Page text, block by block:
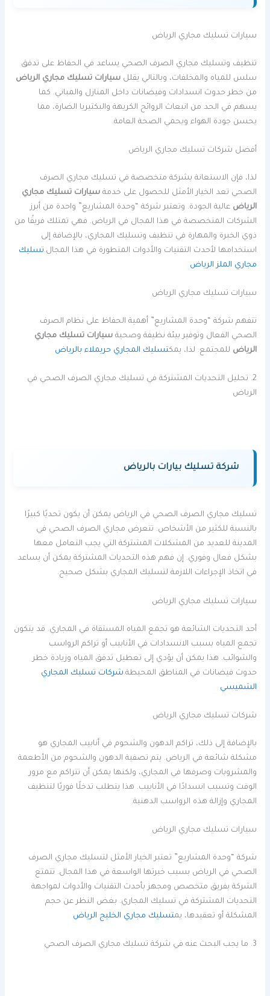
سيارات تسليك مجاري الرياض
تنظيف وتسليك مجاري الصرف الصحي يساعد في الحفاظ على تدفق
سلس للمياه والمخلفات، وبالتالي يقللسيارات تسليك مجاري الرياض
من خطر حدوث انسدادات وفيضانات داخل المنازل والمباني. كما
يسهم في الحد من انبعاث الروائح الكريهة والبكتيريا الضارة، مما
يحسن جودة الهواء ويحمي الصحة العامة.
أفضل شركات تسليك مجاري الرياض
لذا، فإن الاستعانة بشركة متخصصة في تسليك مجاري الصرف
الصحي تعد الخيار الأمثل للحصول على خدمةسيارات تسليك مجاري
الرياضعالية الجودة. وتعتبر شركة “وحدة المشاريع” واحدة من أبرز
الشركات المتخصصة في هذا المجال في الرياض. فهي تمتلك فريقًا من
ذوي الخبرة والمهارة في تنظيف وتسليك المجاري، بالإضافة إلى
استخدامها لأحدث التقنيات والأدوات المتطورة في هذا المجال.تسليك
مجاري الملز الرياض
سيارات تسليك مجاري الرياض
تتفهم شركة “وحدة المشاريع” أهمية الحفاظ على نظام الصرف
الصحي الفعال وتوفير بيئة نظيفة وصحيةسيارات تسليك مجاري
الرياض للمجتمع. لذا، يمكتسليك المجاري حريملاء بالرياض
2. تحليل التحديات المشتركة في تسليك مجاري الصرف الصحي في
الرياض
شركة تسليك بيارات بالرياض
تسليك مجاري الصرف الصحي في الرياض يمكن أن يكون تحديًا كبيرًا
بالنسبة للكثير من الأشخاص. تتعرض مجاري الصرف الصحي في
المدينة للعديد من المشكلات المشتركة التي يجب التعامل معها
بشكل فعال وفوري. إن فهم هذه التحديات المشتركة يمكن أن يساعد
في اتخاذ الإجراءات اللازمة لتسليك المجاري بشكل صحيح.
سيارات تسليك مجاري الرياض
أحد التحديات الشائعة هو تجمع المياه المستقاة في المجاري. قد يتكون
تجمع المياه بسبب الانسدادات في الأنابيب أو تراكم الرواسب
والشوائب. هذا يمكن أن يؤدي إلى تعطيل تدفق المياه وزيادة خطر
حدوث فيضانات في المناطق المحيطة.شركات تسليك المجاري
الشميسي
شركات تسليك مجاري الرياض
بالإضافة إلى ذلك، تراكم الدهون والشحوم في أنابيب المجاري هو
مشكلة شائعة في الرياض. يتم تصفية الدهون والشحوم من الأطعمة
والمشروبات وصرفها في المجاري، ولكنها يمكن أن تتراكم مع مرور
الوقت وتسبب انسدادًا في الأنابيب. هذا يتطلب تدخلًا فوريًا لتنظيف
المجاري وإزالة هذه الرواسب الدهنية.
سيارات تسليك مجاري الرياض
شركة “وحدة المشاريع” تعتبر الخيار الأمثل لتسليك مجاري الصرف
الصحي في الرياض بسبب خبرتها الواسعة في هذا المجال. تتمتع
الشركة بفريق متخصص ومجهز بأحدث التقنيات والأدوات لمواجهة
التحديات المشتركة في تسليك المجاري. بغض النظر عن حجم
المشكلة أو تعقيدها، يمتسليك مجاري الخليج الرياض
3. ما يجب البحث عنه في شركة تسليك مجاري الصرف الصحي